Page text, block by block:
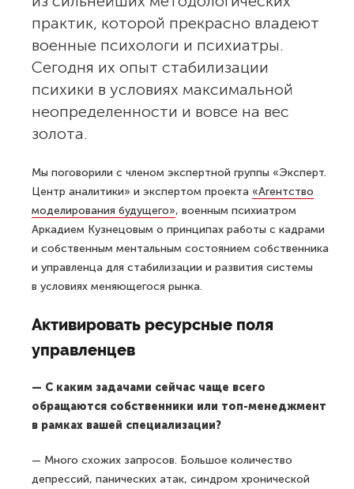
практик, которой прекрасно владеют
военные психологи и психиатры.
Сегодня их опыт стабилизации
психики в условиях максимальной
неопределенности и вовсе на вес
золота.
Мы поговорили с членом экспертной группы «Эксперт.
Центр аналитики» и экспертом проекта «Агентство
моделирования будущего», военным психиатром
Аркадием Кузнецовым о принципах работы с кадрами
и собственным ментальным состоянием собственника
и управленца для стабилизации и развития системы
в условиях меняющегося рынка.
Активировать ресурсные поля
управленцев
— С каким задачами сейчас чаще всего
обращаются собственники или топ-менеджмент
в рамках вашей специализации?
— Много схожих запросов. Большое количество
депрессий, панических атак, синдром хронической